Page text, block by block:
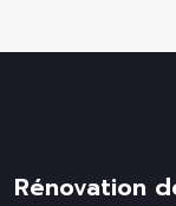
Rénovation